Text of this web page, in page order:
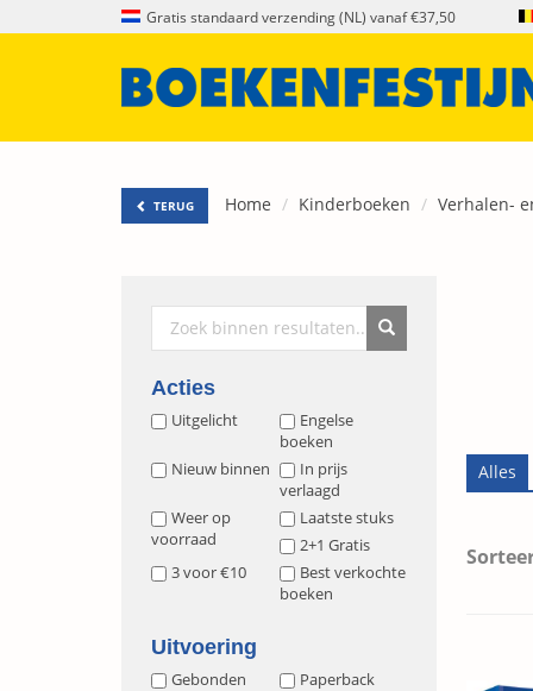
Gratis standaard verzending (NL) vanaf €37,50
TERUG Home Kinderboeken Verhalen-
Acties
Uitgelicht
Engelse
boeken
Nieuw binnen
In prijs
verlaagd
Weer op
voorraad
Laatste stuks
2+1 Gratis
3 voor €10
Best verkochte
boeken
Uitvoering
Gebonden
Paperback